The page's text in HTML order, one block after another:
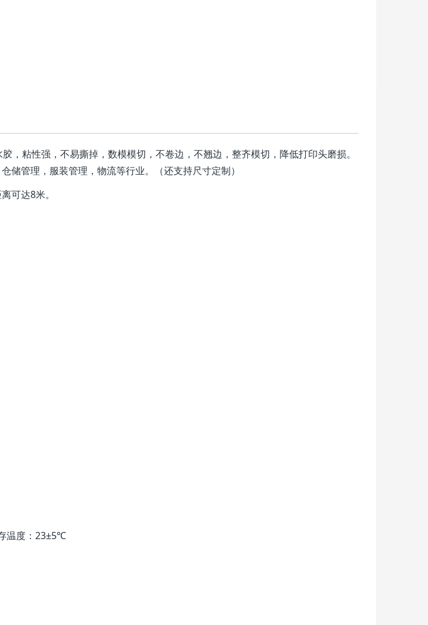
，粘性强，不易撕掉，数模模切，不卷边，不翘边，整齐模切，降低打印头磨损。
储管理，服装管理，物流等行业。（还支持尺寸定制）
可达8米。
温度：23±5℃